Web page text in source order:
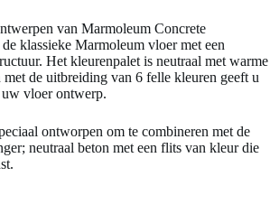
van Marmoleum Concrete
klassieke Marmoleum vloer met een
Het kleurenpalet is neutraal met warme
met de uitbreiding van 6 felle kleuren geeft u
uw vloer ontwerp.
ontworpen om te combineren met de
neutraal beton met een flits van kleur die